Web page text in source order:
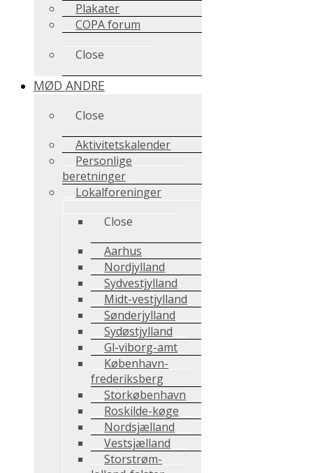
Plakater
COPA forum
Close
MØD ANDRE
Close
Aktivitetskalender
Personlige
beretninger
Lokalforeninger
Close
Aarhus
Nordjylland
Sydvestjylland
Midt-vestjylland
Sønderjylland
Sydøstjylland
Gl-viborg-amt
København-
frederiksberg
Storkøbenhavn
Roskilde-køge
Nordsjælland
Vestsjælland
Storstrøm-